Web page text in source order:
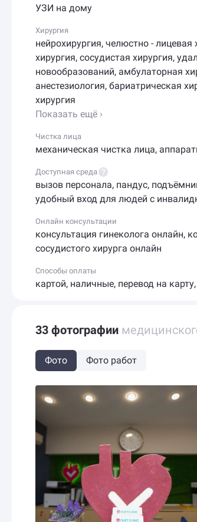
УЗИ на дому
Хирургия
нейрохирургия, челюстно - лицевая
хирургия, сосудистая хирургия,
новообразований, амбулаторная
анестезиология, бариатрическая
хирургия
Показать ещё ›
Чистка лица
механическая чистка лица,
Доступная среда
вызов персонала, пандус,
удобный вход для людей с
Онлайн консультации
консультация гинеколога онлайн,
сосудистого хирурга онлайн
Способы оплаты
картой, наличные, перевод на карту,
33 фотографии
Фото Фото работ